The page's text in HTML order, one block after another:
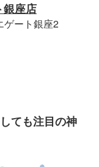
銀座店
ゲート銀座2
ても注目の神